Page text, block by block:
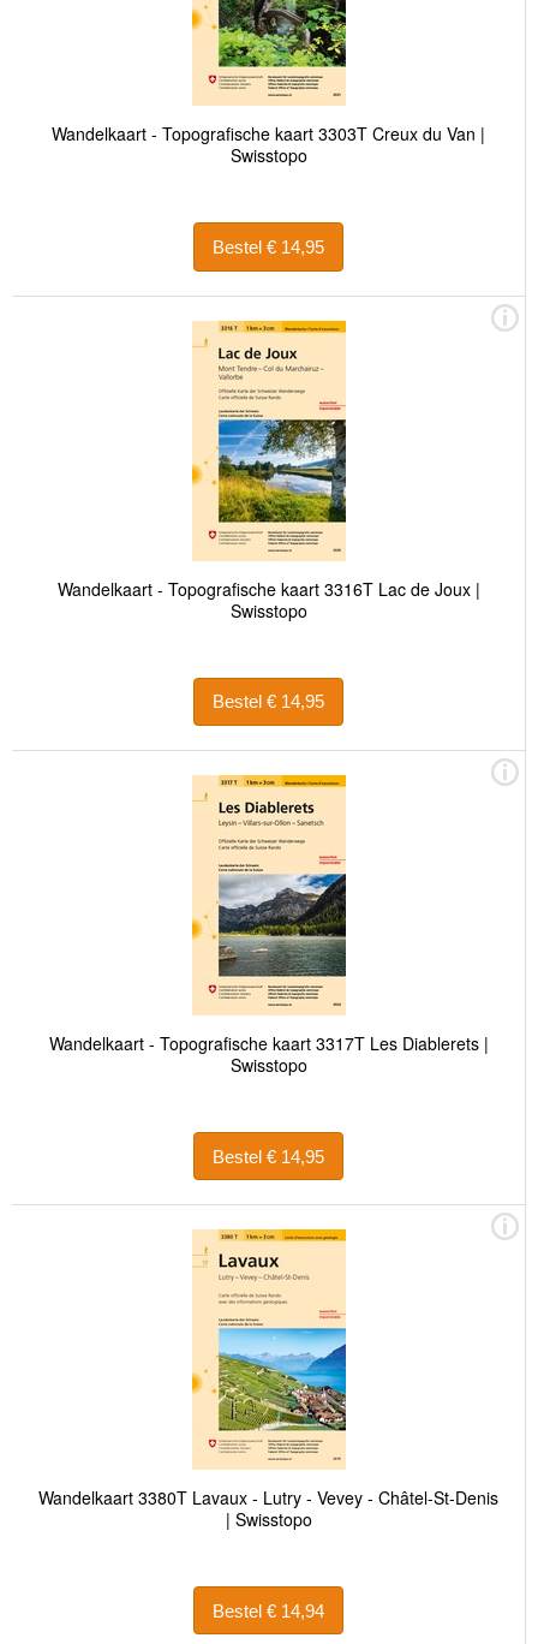
Wandelkaart - Topografische kaart 3303T Creux du Van |
Swisstopo
Bestel € 14,95
Wandelkaart - Topografische kaart 3316T Lac de Joux |
Swisstopo
Bestel € 14,95
Wandelkaart - Topografische kaart 3317T Les Diablerets |
Swisstopo
Bestel € 14,95
Wandelkaart 3380T Lavaux - Lutry - Vevey - Châtel-St-Denis
| Swisstopo
Bestel € 14,94